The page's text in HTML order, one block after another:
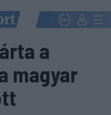
a
magyar